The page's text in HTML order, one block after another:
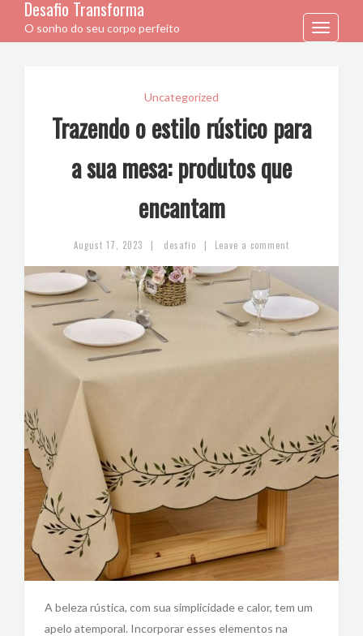
Desafio Transforma
O sonho do seu corpo perfeito
Toggle
Uncategorized
Trazendo o estilo rústico para
a sua mesa: produtos que
encantam
August 17, 2023 | desafio | Leave a comment
A beleza rústica, com sua simplicidade e calor, tem um
apelo atemporal. Incorporar esses elementos na